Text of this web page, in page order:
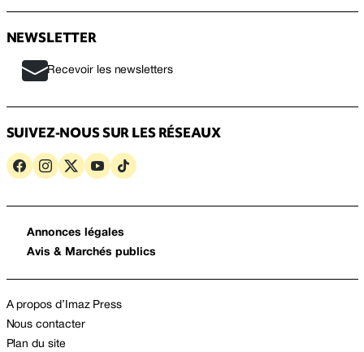
NEWSLETTER
Recevoir les newsletters
SUIVEZ-NOUS SUR LES RÉSEAUX
Annonces légales
Avis & Marchés publics
A propos d’Imaz Press
Nous contacter
Plan du site